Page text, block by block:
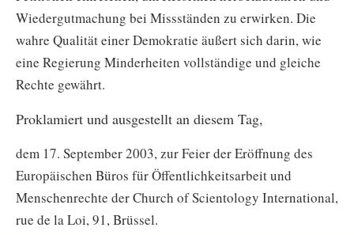
Wiedergutmachung bei Missständen zu erwirken. Die
wahre Qualität einer Demokratie äußert sich darin, wie
eine Regierung Minderheiten vollständige und gleiche
Rechte gewährt.
Proklamiert und ausgestellt an diesem Tag,
dem 17. September 2003, zur Feier der Eröffnung des
Europäischen Büros für Öffentlichkeitsarbeit und
Menschenrechte der Church of Scientology International,
rue de la Loi, 91, Brüssel.